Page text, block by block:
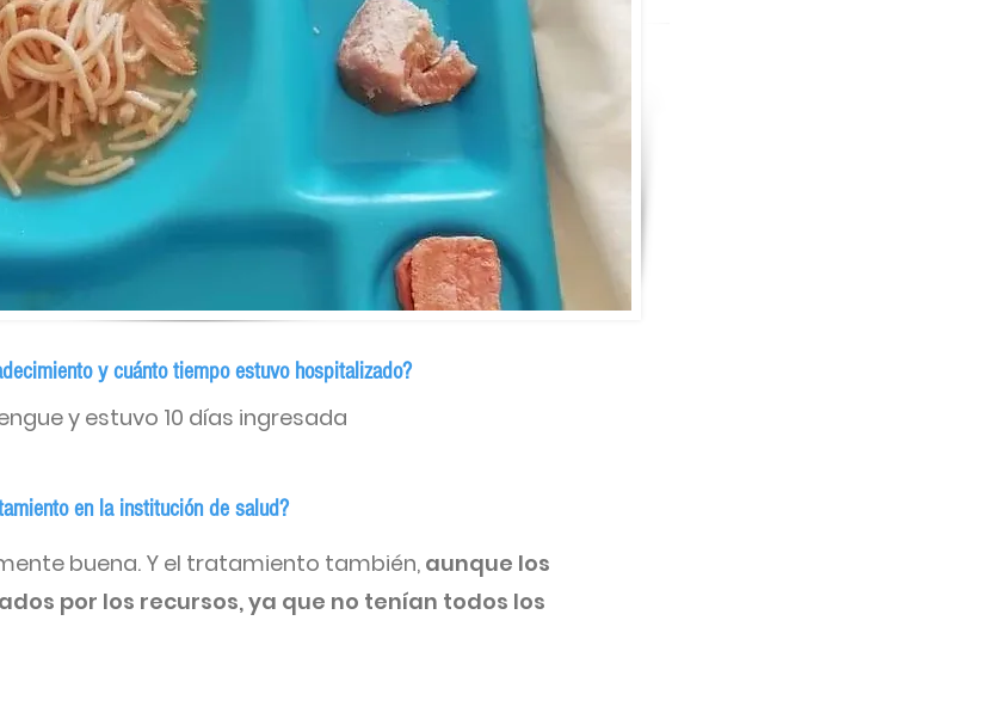
y cuánto tiempo estuvo hospitalizado?
y estuvo 10 días ingresada
en la institución de salud?
buena. Y el tratamiento también, aunque los
por los recursos, ya que no tenían todos los